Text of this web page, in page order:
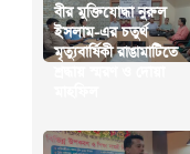
বীর মুক্তিযোদ্ধা নুরুল
ইসলাম-এর চতুর্থ
মৃত্যুবার্ষিকী রাঙামাটিতে